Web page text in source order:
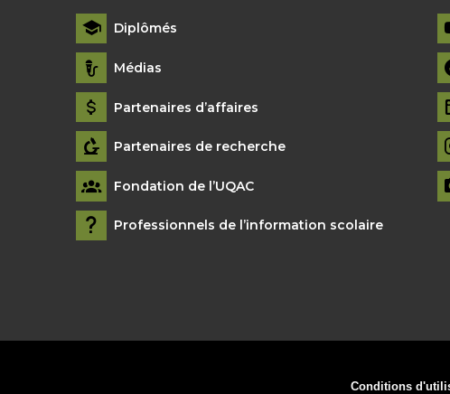
Diplômés
Médias
Partenaires d’affaires
Partenaires de recherche
Fondation de l’UQAC
Professionnels de l’information scolaire
Conditions